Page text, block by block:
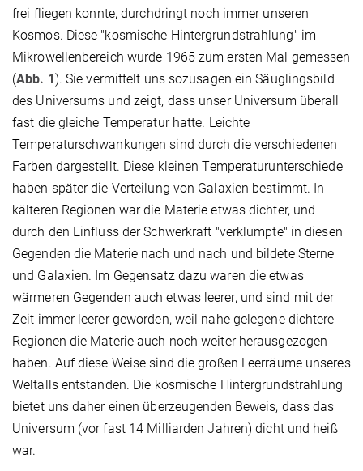
frei fliegen konnte, durchdringt noch immer unseren
Kosmos. Diese "kosmische Hintergrundstrahlung" im
Mikrowellenbereich wurde 1965 zum ersten Mal gemessen
(Abb. 1). Sie vermittelt uns sozusagen ein Säuglingsbild
des Universums und zeigt, dass unser Universum überall
fast die gleiche Temperatur hatte. Leichte
Temperaturschwankungen sind durch die verschiedenen
Farben dargestellt. Diese kleinen Temperaturunterschiede
haben später die Verteilung von Galaxien bestimmt. In
kälteren Regionen war die Materie etwas dichter, und
durch den Einfluss der Schwerkraft "verklumpte" in diesen
Gegenden die Materie nach und nach und bildete Sterne
und Galaxien. Im Gegensatz dazu waren die etwas
wärmeren Gegenden auch etwas leerer, und sind mit der
Zeit immer leerer geworden, weil nahe gelegene dichtere
Regionen die Materie auch noch weiter herausgezogen
haben. Auf diese Weise sind die großen Leerräume unseres
Weltalls entstanden. Die kosmische Hintergrundstrahlung
bietet uns daher einen überzeugenden Beweis, dass das
Universum (vor fast 14 Milliarden Jahren) dicht und heiß
war.